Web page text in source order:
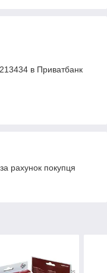
в Приватбанк
рахунок покупця